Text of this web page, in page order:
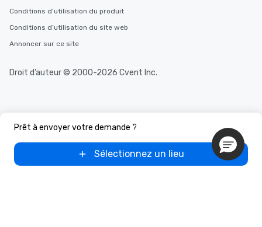
Prêt à envoyer votre demande ?
Sélectionnez un lieu
Conditions d’utilisation du produit
Conditions d’utilisation du site web
Annoncer sur ce site
Droit d’auteur © 2000-2026 Cvent Inc.